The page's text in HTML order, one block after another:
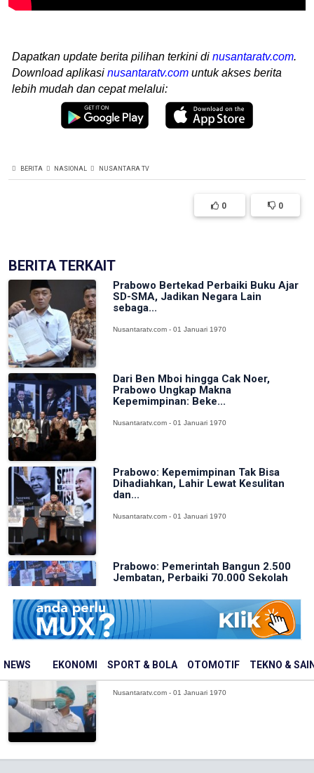
NEWS EKONOMI SPORT & BOLA OTOMOTIF TEKNO &
Dapatkan update berita pilihan terkini di nusantaratv.com.
Download aplikasi nusantaratv.com untuk akses berita
lebih mudah dan cepat melalui:
BERITA NASIONAL NUSANTARA TV
0 0
BERITA TERKAIT
Prabowo Bertekad Perbaiki Buku Ajar
SD-SMA, Jadikan Negara Lain
sebaga...
Nusantaratv.com - 01 Januari 1970
Dari Ben Mboi hingga Cak Noer,
Prabowo Ungkap Makna
Kepemimpinan: Beke...
Nusantaratv.com - 01 Januari 1970
Prabowo: Kepemimpinan Tak Bisa
Dihadiahkan, Lahir Lewat Kesulitan
dan...
Nusantaratv.com - 01 Januari 1970
Prabowo: Pemerintah Bangun 2.500
Jembatan, Perbaiki 70.000 Sekolah
Nusantaratv.com - 01 Januari 1970
Mendukbangga Wajibkan SPPG
Salurkan MBG untuk Kelompok 3B
Nusantaratv.com - 01 Januari 1970